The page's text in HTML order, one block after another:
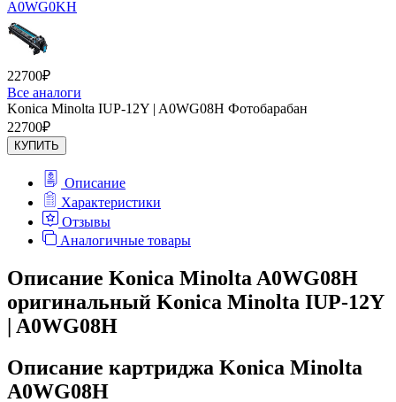
A0WG0KH
22700₽
Все аналоги
Konica Minolta IUP-12Y | A0WG08H Фотобарабан
22700₽
КУПИТЬ
Описание
Характеристики
Отзывы
Аналогичные товары
Описание Konica Minolta A0WG08H
оригинальный Konica Minolta IUP-12Y
| A0WG08H
Описание картриджа Konica Minolta
A0WG08H